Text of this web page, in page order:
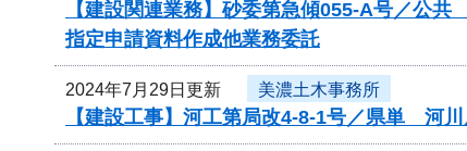
【建設関連業務】砂委第急傾055-A号／公
指定申請資料作成他業務委託
2024年7月29日更新 美濃土木事務所
【建設工事】河工第局改4-8-1号／県単 河